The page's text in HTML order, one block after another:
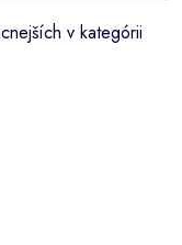
v kategórii